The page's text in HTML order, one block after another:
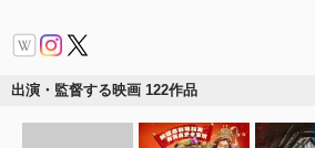
出演・監督する映画 122作品